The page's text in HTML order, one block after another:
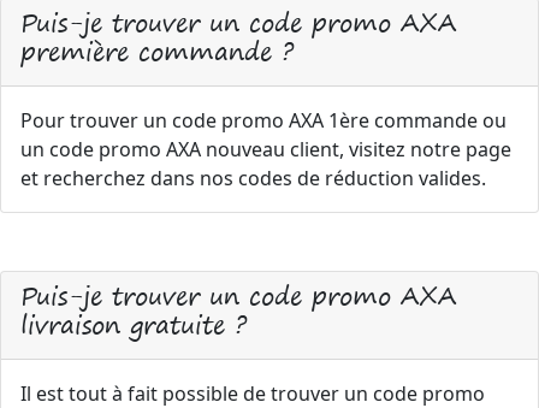
Puis-je trouver un code promo AXA
première commande ?
Pour trouver un code promo AXA 1ère commande ou
un code promo AXA nouveau client, visitez notre page
et recherchez dans nos codes de réduction valides.
Puis-je trouver un code promo AXA
livraison gratuite ?
Il est tout à fait possible de trouver un code promo